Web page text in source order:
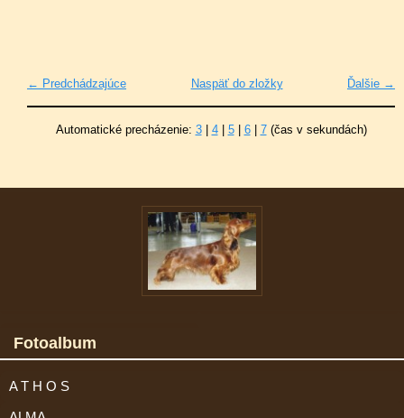
← Predchádzajúce Ďalšie →
Naspäť do zložky
Automatické precházenie: 3| 4| 5| 6| 7(čas v sekundách)
Fotoalbum
A T H O S